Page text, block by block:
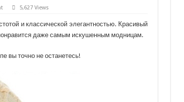
5,627 Views
и классической элегантностью. Красивый
даже самым искушенным модницам.
вы точно не останетесь!